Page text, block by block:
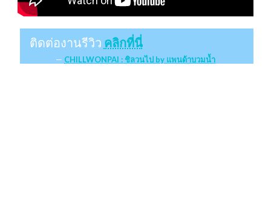
ติดต่องานรีวิว คลิกที่นี่
CHILLWONPAI : ชิลวนไป by แพนด้าบวมน้ำ